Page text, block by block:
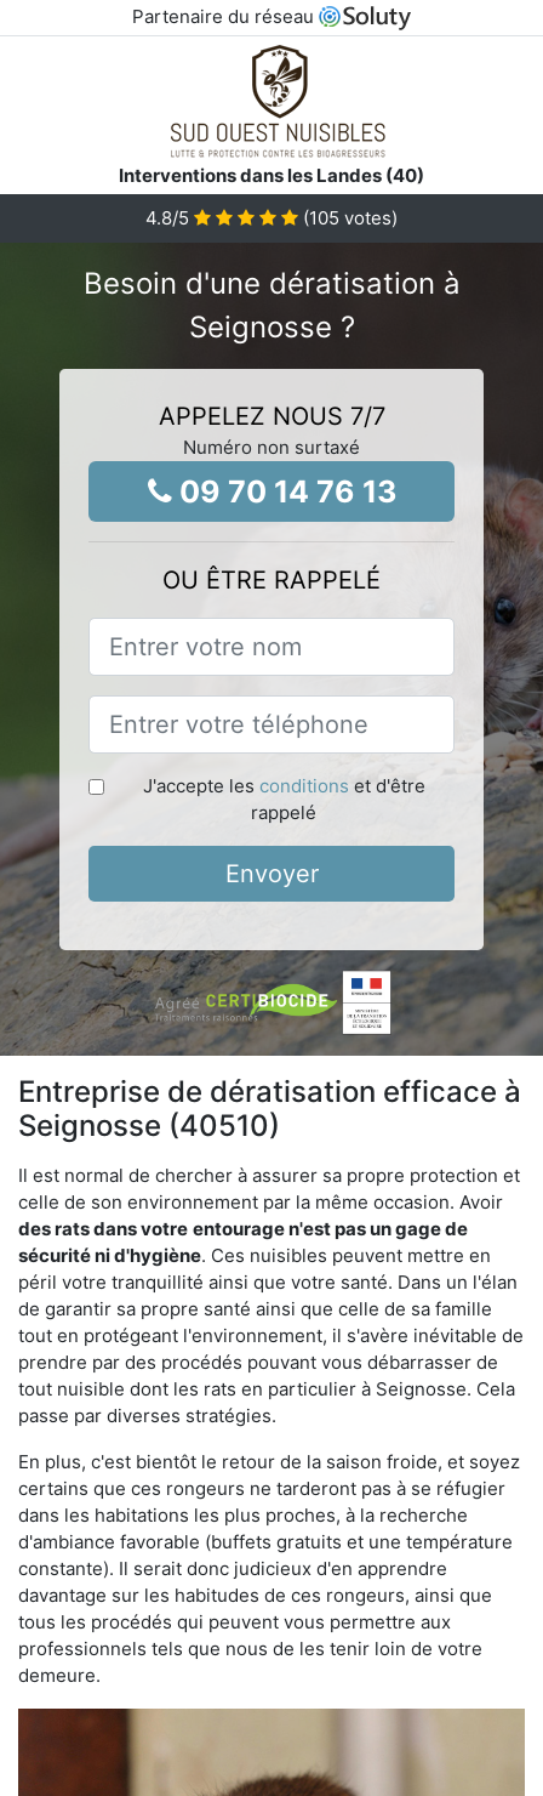
Partenaire du réseau
Interventions dans les Landes (40)
4.8/5 (105 votes)
Besoin d'une dératisation à
Seignosse ?
APPELEZ NOUS 7/7
Numéro non surtaxé
09 70 14 76 13
OU ÊTRE RAPPELÉ
J'accepte les conditions et d'être
rappelé
Envoyer
Entreprise de dératisation efficace à
Seignosse (40510)
Il est normal de chercher à assurer sa propre protection et
celle de son environnement par la même occasion. Avoir
des rats dans votre entourage n'est pas un gage de
sécurité ni d'hygiène. Ces nuisibles peuvent mettre en
péril votre tranquillité ainsi que votre santé. Dans un l'élan
de garantir sa propre santé ainsi que celle de sa famille
tout en protégeant l'environnement, il s'avère inévitable de
prendre par des procédés pouvant vous débarrasser de
tout nuisible dont les rats en particulier à Seignosse. Cela
passe par diverses stratégies.
En plus, c'est bientôt le retour de la saison froide, et soyez
certains que ces rongeurs ne tarderont pas à se réfugier
dans les habitations les plus proches, à la recherche
d'ambiance favorable (buffets gratuits et une température
constante). Il serait donc judicieux d'en apprendre
davantage sur les habitudes de ces rongeurs, ainsi que
tous les procédés qui peuvent vous permettre aux
professionnels tels que nous de les tenir loin de votre
demeure.